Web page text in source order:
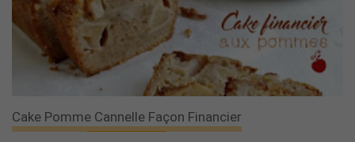
Cake Pomme Cannelle Façon Financier